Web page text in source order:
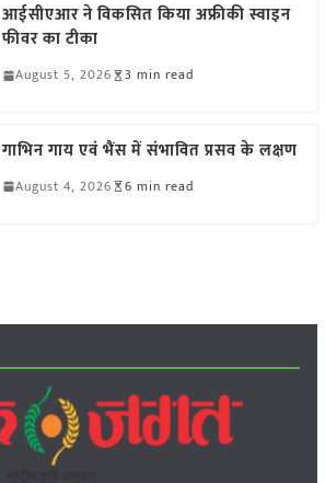
आईसीएआर ने विकसित किया अफ्रीकी स्वाइन
फीवर का टीका
August 5, 2026 3 min read
गाभिन गाय एवं भैंस में संभावित प्रसव के लक्षण
August 4, 2026 6 min read